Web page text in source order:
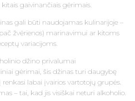
gaivinančiais gėrimais.
gali būti naudojamas kulinarijoje –
žvėrienos) marinavimui ar kitoms
variacijoms.
džino privalumai
gėrimai, šis džinas turi daugybę
labai įvairios vartotojų grupės.
– tai, kad jis visiškai neturi alkoholio.